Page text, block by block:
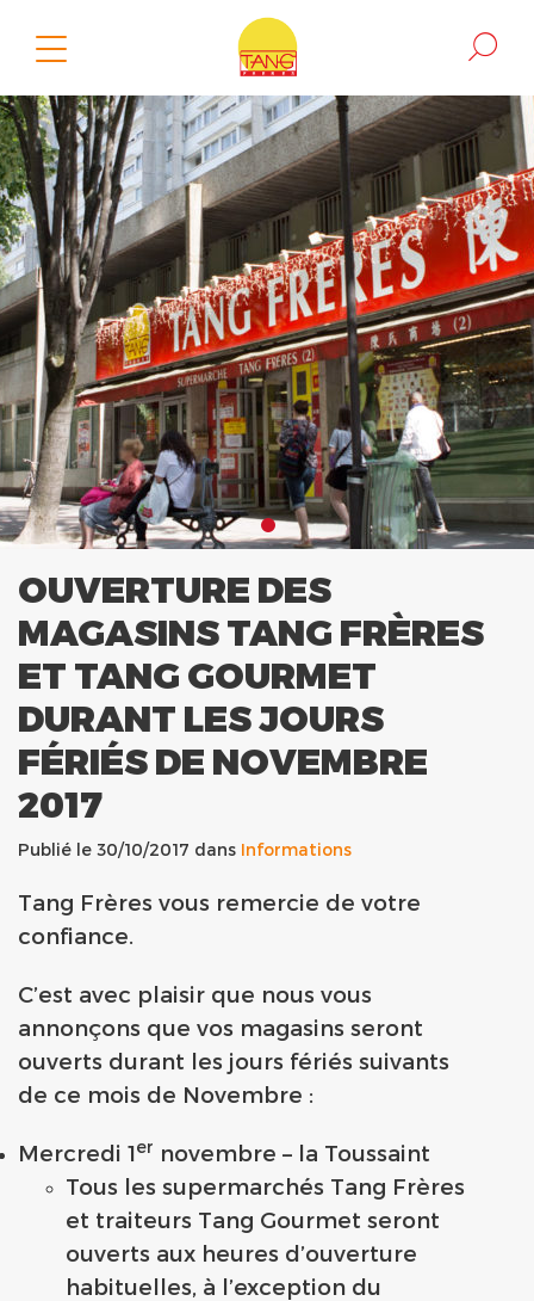
OUVERTURE DES
MAGASINS TANG FRÈRES
ET TANG GOURMET
DURANT LES JOURS
FÉRIÉS DE NOVEMBRE
2017
Publié le 30/10/2017 dans Informations
Tang Frères vous remercie de votre
confiance.
C’est avec plaisir que nous vous
annonçons que vos magasins seront
ouverts durant les jours fériés suivants
de ce mois de Novembre :
Mercredi 1er novembre – la Toussaint
Tous les supermarchés Tang Frères
et traiteurs Tang Gourmet seront
ouverts aux heures d’ouverture
habituelles, à l’exception du